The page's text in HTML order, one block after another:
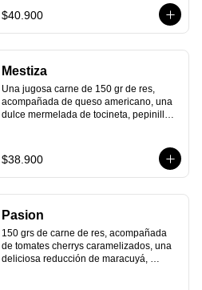
un exquisito pan cubierto de queso
parmesano. ¡Una explosión de sabores
que elevará tu paladar!
$40.900
Mestiza
Una jugosa carne de 150 gr de res,
acompañada de queso americano, una
dulce mermelada de tocineta, pepinillos
un rico pan artesanal y para finalizar
nuestra salsa BBQ de la casa. ¡Una
combinación entre lo salado y dulce que
tienes que probar!
$38.900
Pasion
150 grs de carne de res, acompañada
de tomates cherrys caramelizados, una
deliciosa reducción de maracuyá,